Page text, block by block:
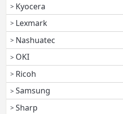
Kyocera
Lexmark
Nashuatec
OKI
Ricoh
Samsung
Sharp